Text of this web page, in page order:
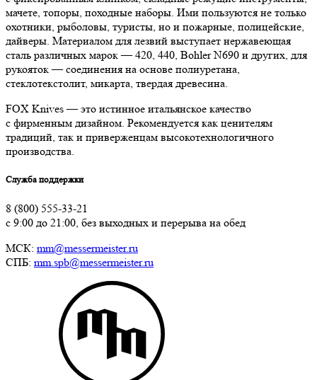
мачете, топоры, походные наборы. Ими пользуются не только
охотники, рыболовы, туристы, но и пожарные, полицейские,
дайверы. Материалом для лезвий выступает нержавеющая
сталь различных марок — 420, 440, Bohler N690 и других, для
рукояток — соединения на основе полиуретана,
стеклотекстолит, микарта, твердая древесина.
FOX Knives — это истинное итальянское качество
с фирменным дизайном. Рекомендуется как ценителям
традиций, так и приверженцам высокотехнологичного
производства.
Служба поддержки
8 (800) 555-33-21
с 9:00 до 21:00, без выходных и перерыва на обед
МСК: mm@messermeister.ru
СПБ: mm.spb@messermeister.ru